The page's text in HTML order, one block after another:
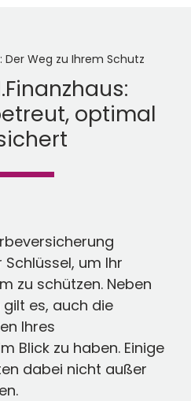
Der Weg zu Ihrem Schutz
optimal
um Ihr
zu schützen. Neben
es, auch die
Ihres
Blick zu haben. Einige
dabei nicht außer